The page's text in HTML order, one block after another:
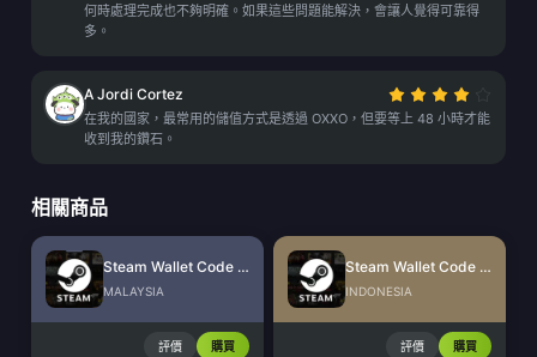
何時處理完成也不夠明確。如果這些問題能解決，會讓人覺得可靠得
多。
A Jordi Cortez
在我的國家，最常用的儲值方式是透過 OXXO，但要等上 48 小時才能
收到我的鑽石。
相關商品
Steam Wallet Code (MYR)
MALAYSIA
評價 購買
Steam Wallet Code (IDR)
INDONESIA
評價 購買